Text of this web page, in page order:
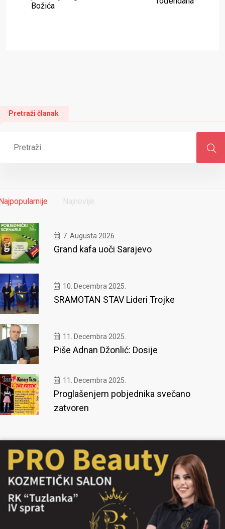
Božića
Pretraži članak
Najnovije
7. Augusta 2026.
Grand kafa uoči Sarajevo
10. Decembra 2025.
SRAMOTAN STAV Lideri Trojke
11. Decembra 2025.
Piše Adnan Džonlić: Dosije
11. Decembra 2025.
Proglašenjem pobjednika svečano
zatvoren